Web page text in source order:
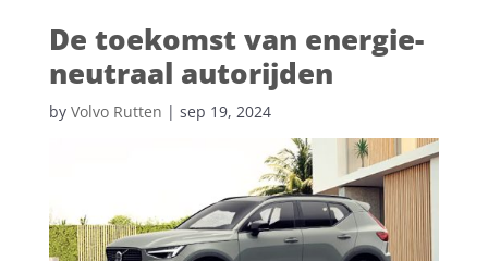
De toekomst van energie-
neutraal autorijden
by Volvo Rutten | sep 19, 2024